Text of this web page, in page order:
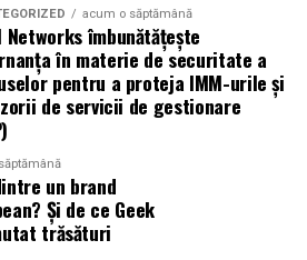
acum o săptămână
Networks îmbunătățește
în materie de securitate a
pentru a proteja IMM-urile și
de servicii de gestionare
un brand
Și de ce Geek
trăsături